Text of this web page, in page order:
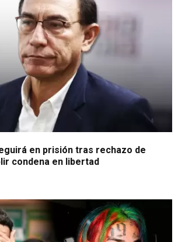
en prisión tras rechazo de
condena en libertad